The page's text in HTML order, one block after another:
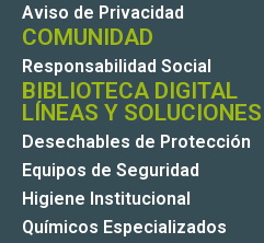
Aviso de Privacidad
COMUNIDAD
Responsabilidad Social
BIBLIOTECA DIGITAL
LÍNEAS Y SOLUCIONES
Desechables de Protección
Equipos de Seguridad
Higiene Institucional
Químicos Especializados